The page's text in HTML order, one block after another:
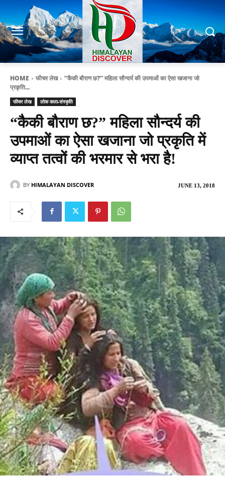
HOME फीचर लेख
“कैकी बौराण छ?” महिला सौन्दर्य की उपमाओं का ऐसा खजाना जो
प्रकृति...
फीचर लेख लोक कला-संस्कृति
“कैकी बौराण छ?” महिला सौन्दर्य की
उपमाओं का ऐसा खजाना जो प्रकृति में
व्याप्त तत्वों की भरमार से भरा है!
JUNE 13, 2018
BY HIMALAYAN DISCOVER